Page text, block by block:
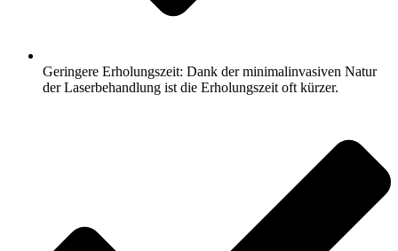
Geringere Erholungszeit: Dank der minimalinvasiven Natur
der Laserbehandlung ist die Erholungszeit oft kürzer.